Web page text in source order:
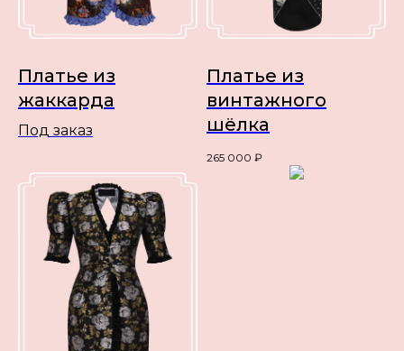
Платье из
жаккарда
Под заказ
Платье из
винтажного
шёлка
265 000 ₽